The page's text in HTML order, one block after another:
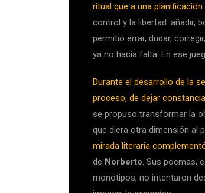
ritual que a una planificación
control y la libertad: añadir,
permitió errar, dudar,
ya no hacía falta. En ese
Durante el desarrollo de la
proceso, de dejar
se propuso transformar la
que diera otra dimensión al
mirada literaria
de Norberto. Sus poemas,
monotipos, no intentaron